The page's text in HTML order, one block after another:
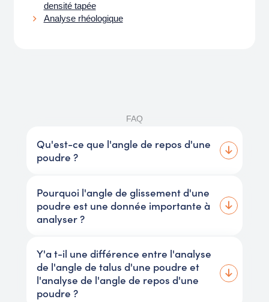
densité tapée
Analyse rhéologique
FAQ
Qu'est-ce que l'angle de repos d'une
poudre ?
Pourquoi l'angle de glissement d'une
poudre est une donnée importante à
analyser ?
Y'a t-il une différence entre l'analyse
de l'angle de talus d'une poudre et
l'analyse de l'angle de repos d'une
poudre ?